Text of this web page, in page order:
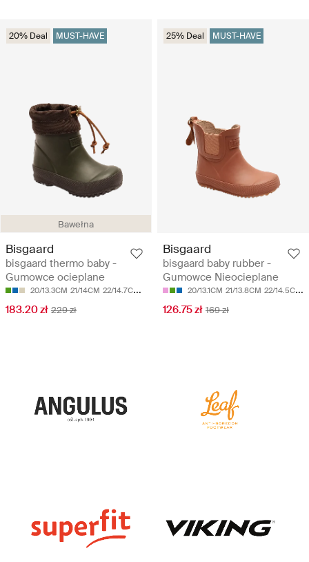
Bawełna
20% Deal MUST-HAVE
Bisgaard
bisgaard thermo baby -
Gumowce ocieplane
20/13.3CM 21/14CM 22/14.7CM 23/15.4CM 24/16CM
183.20 zł 229 zł
25% Deal MUST-HAVE
Bisgaard
bisgaard baby rubber -
Gumowce Nieocieplane
20/13.1CM 21/13.8CM 22/14.5CM
126.75 zł 169 zł